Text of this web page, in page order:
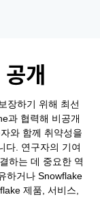
개
장하기 위해 최선
과 협력해 비공개
와 함께 취약성을
다. 연구자의 기여
하는 데 중요한 역
하거나 Snowflake
제품, 서비스,